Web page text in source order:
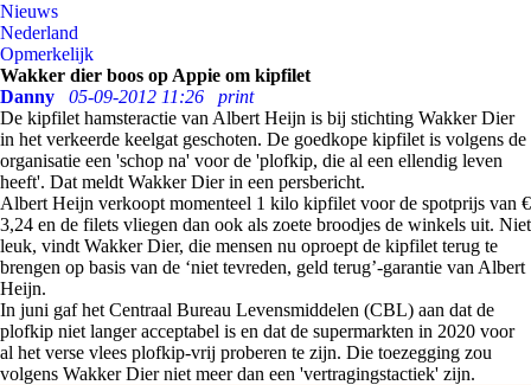
Nieuws
Nederland
Opmerkelijk
Wakker dier boos op Appie om kipfilet
Danny
05-09-2012 11:26
print
De kipfilet hamsteractie van Albert Heijn is bij stichting Wakker Dier
in het verkeerde keelgat geschoten. De goedkope kipfilet is volgens de
organisatie een 'schop na' voor de 'plofkip, die al een ellendig leven
heeft'. Dat meldt Wakker Dier in een persbericht.
Albert Heijn verkoopt momenteel 1 kilo kipfilet voor de spotprijs van €
3,24 en de filets vliegen dan ook als zoete broodjes de winkels uit. Niet
leuk, vindt Wakker Dier, die mensen nu oproept de kipfilet terug te
brengen op basis van de ‘niet tevreden, geld terug’-garantie van Albert
Heijn.
In juni gaf het Centraal Bureau Levensmiddelen (CBL) aan dat de
plofkip niet langer acceptabel is en dat de supermarkten in 2020 voor
al het verse vlees plofkip-vrij proberen te zijn. Die toezegging zou
volgens Wakker Dier niet meer dan een 'vertragingstactiek' zijn.